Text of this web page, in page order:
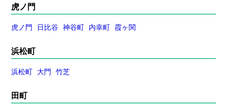
虎ノ門
虎ノ門 日比谷 神谷町 内幸町 霞ヶ関
浜松町
浜松町 大門 竹芝
田町